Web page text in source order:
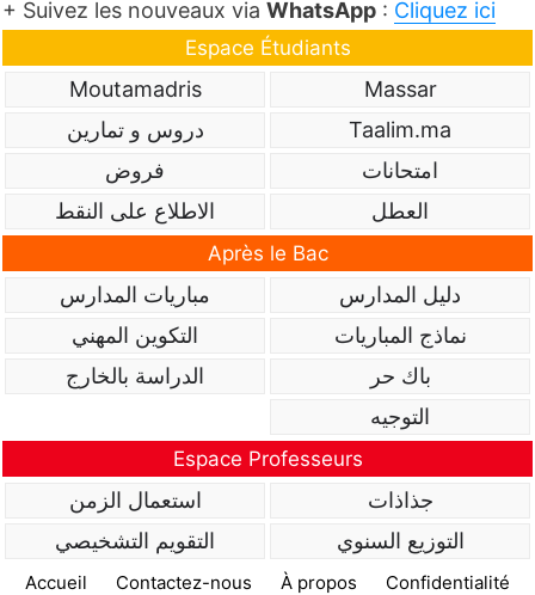
+ Suivez les nouveaux via WhatsApp : Cliquez ici
Espace Étudiants
Massar
Moutamadris
Taalim.ma
دروس و تمارين
امتحانات
فروض
العطل
الاطلاع على النقط
Après le Bac
دليل المدارس
مباريات المدارس
نماذج المباريات
التكوين المهني
باك حر
الدراسة بالخارج
التوجيه
Espace Professeurs
جذاذات
استعمال الزمن
التوزيع السنوي
التقويم التشخيصي
Accueil Contactez-nous À propos Confidentialité